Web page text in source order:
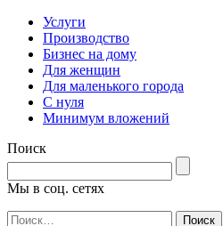
Услуги
Производство
Бизнес на дому
Для женщин
Для маленького города
С нуля
Минимум вложений
Поиск
Мы в соц. сетях
Найти: